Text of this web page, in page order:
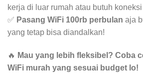
kerja di luar rumah atau butuh
✅ Pasang WiFi 100rb perbulan aja
yang tetap bisa diandalkan!
🔥 Mau yang lebih fleksibel? Coba
WiFi murah yang sesuai budget lo!